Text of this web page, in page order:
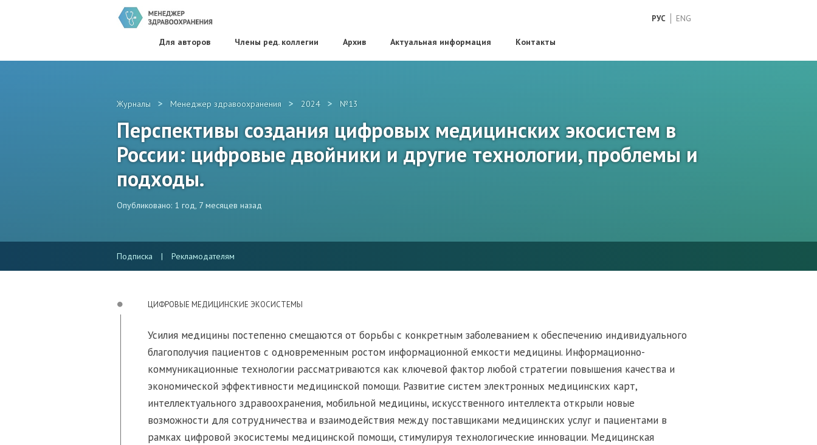
РУС ENG
Для авторов Члены ред. коллегии Архив Актуальная информация Контакты
Журналы > Менеджер здравоохранения > 2024 > №13
Перспективы создания цифровых медицинских экосистем в
России: цифровые двойники и другие технологии, проблемы и
подходы.
Опубликовано: 1 год, 7 месяцев назад
Подписка | Рекламодателям
ЦИФРОВЫЕ МЕДИЦИНСКИЕ ЭКОСИСТЕМЫ
Усилия медицины постепенно смещаются от борьбы с конкретным заболеванием к обеспечению индивидуального
благополучия пациентов с одновременным ростом информационной емкости медицины. Информационно-
коммуникационные технологии рассматриваются как ключевой фактор любой стратегии повышения качества и
экономической эффективности медицинской помощи. Развитие систем электронных медицинских карт,
интеллектуального здравоохранения, мобильной медицины, искусственного интеллекта открыли новые
возможности для сотрудничества и взаимодействия между поставщиками медицинских услуг и пациентами в
рамках цифровой экосистемы медицинской помощи, стимулируя технологические инновации. Медицинская